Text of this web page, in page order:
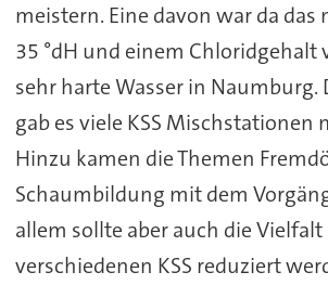
meistern. Eine davon war da das
35 °dH und einem Chloridgehalt
sehr harte Wasser in Naumburg.
gab es viele KSS Mischstationen
Hinzu kamen die Themen
Schaumbildung mit dem
allem sollte aber auch die Vielfalt
verschiedenen KSS reduziert